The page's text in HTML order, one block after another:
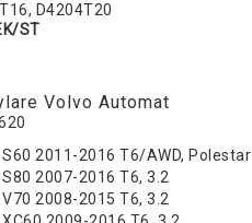
D4204T20
ST
Volvo Automat
S60 2011-2016 T6/AWD, Polestar
S80 2007-2016 T6, 3.2
V70 2008-2015 T6, 3.2